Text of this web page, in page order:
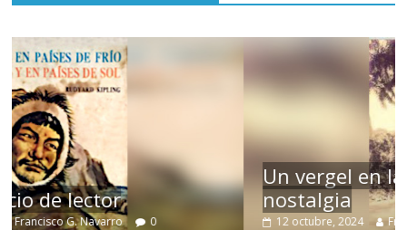
Un vergel en las nieblas de la
nostalgia
12 octubre, 2024 Francisco G. Navarro 0